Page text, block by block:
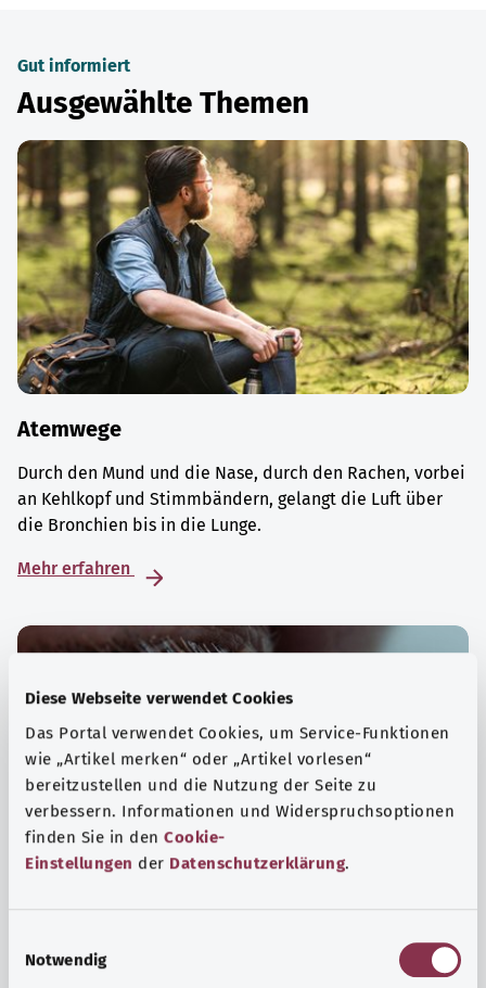
Diese Webseite verwendet Cookies
Das Portal verwendet Cookies, um Service-Funktionen
wie „Artikel merken“ oder „Artikel vorlesen“
bereitzustellen und die Nutzung der Seite zu
verbessern. Informationen und Widerspruchsoptionen
finden Sie in den Cookie-
Einstellungen der Datenschutzerklärung.
Notwendig
Gut informiert
Ausgewählte Themen
Atemwege
Durch den Mund und die Nase, durch den Rachen, vorbei
an Kehlkopf und Stimmbändern, gelangt die Luft über
die Bronchien bis in die Lunge.
Mehr erfahren
Augen
Krankheiten des Auges reichen von einer leichten